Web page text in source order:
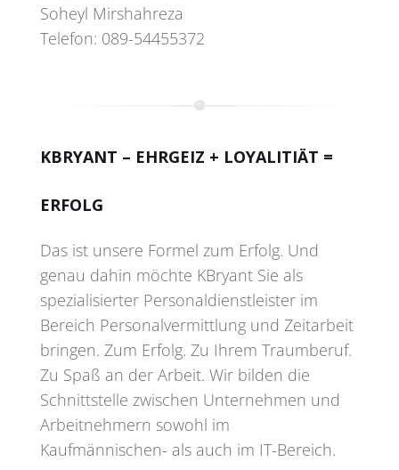
Soheyl Mirshahreza
Telefon: 089-54455372
KBRYANT – EHRGEIZ + LOYALITIÄT =
ERFOLG
Das ist unsere Formel zum Erfolg. Und
genau dahin möchte KBryant Sie als
spezialisierter Personaldienstleister im
Bereich Personalvermittlung und Zeitarbeit
bringen. Zum Erfolg. Zu Ihrem Traumberuf.
Zu Spaß an der Arbeit. Wir bilden die
Schnittstelle zwischen Unternehmen und
Arbeitnehmern sowohl im
Kaufmännischen- als auch im IT-Bereich.